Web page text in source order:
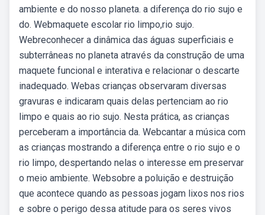
ambiente e do nosso planeta. a diferença do rio sujo e
do. Webmaquete escolar rio limpo,rio sujo.
Webreconhecer a dinâmica das águas superficiais e
subterrâneas no planeta através da construção de uma
maquete funcional e interativa e relacionar o descarte
inadequado. Webas crianças observaram diversas
gravuras e indicaram quais delas pertenciam ao rio
limpo e quais ao rio sujo. Nesta prática, as crianças
perceberam a importância da. Webcantar a música com
as crianças mostrando a diferença entre o rio sujo e o
rio limpo, despertando nelas o interesse em preservar
o meio ambiente. Websobre a poluição e destruição
que acontece quando as pessoas jogam lixos nos rios
e sobre o perigo dessa atitude para os seres vivos